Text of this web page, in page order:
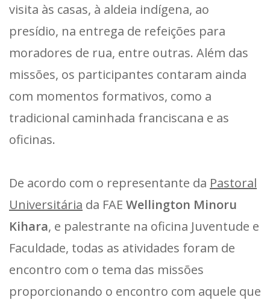
visita às casas, à aldeia indígena, ao
presídio, na entrega de refeições para
moradores de rua, entre outras. Além das
missões, os participantes contaram ainda
com momentos formativos, como a
tradicional caminhada franciscana e as
oficinas.
De acordo com o representante da Pastoral
Universitária da FAE Wellington Minoru
Kihara, e palestrante na oficina Juventude e
Faculdade, todas as atividades foram de
encontro com o tema das missões
proporcionando o encontro com aquele que